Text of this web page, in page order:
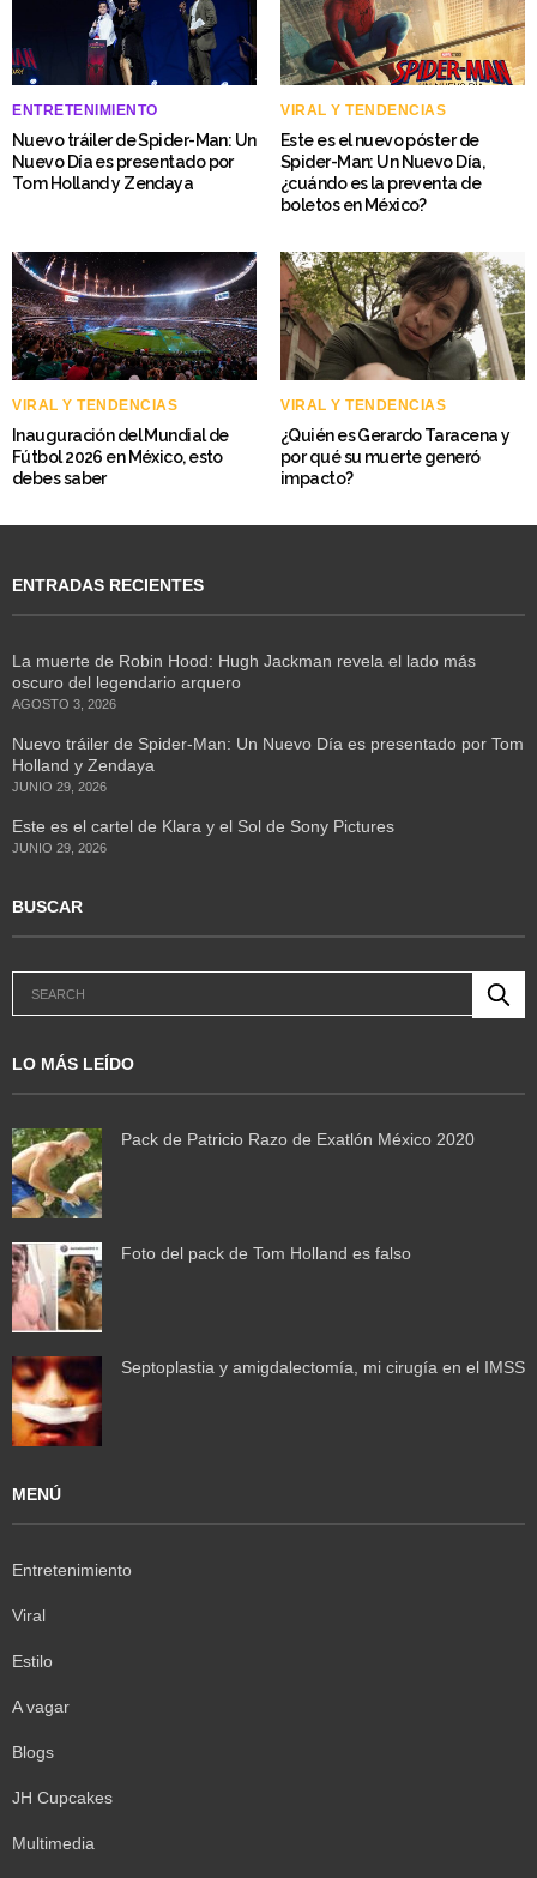
ENTRETENIMIENTO
Nuevo tráiler de Spider-Man: Un
Nuevo Día es presentado por
Tom Holland y Zendaya
VIRAL Y TENDENCIAS
Este es el nuevo póster de
Spider-Man: Un Nuevo Día,
¿cuándo es la preventa de
boletos en México?
VIRAL Y TENDENCIAS
Inauguración del Mundial de
Fútbol 2026 en México, esto
debes saber
VIRAL Y TENDENCIAS
¿Quién es Gerardo Taracena y
por qué su muerte generó
impacto?
ENTRADAS RECIENTES
La muerte de Robin Hood: Hugh Jackman revela el lado más
oscuro del legendario arquero
AGOSTO 3, 2026
Nuevo tráiler de Spider-Man: Un Nuevo Día es presentado por Tom
Holland y Zendaya
JUNIO 29, 2026
Este es el cartel de Klara y el Sol de Sony Pictures
JUNIO 29, 2026
BUSCAR
LO MÁS LEÍDO
Pack de Patricio Razo de Exatlón México 2020
Foto del pack de Tom Holland es falso
Septoplastia y amigdalectomía, mi cirugía en el IMSS
MENÚ
Entretenimiento
Viral
Estilo
A vagar
Blogs
JH Cupcakes
Multimedia